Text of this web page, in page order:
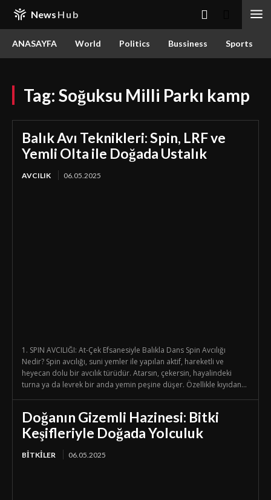
News Hub
ANASAYFA World Politics Bussiness Sports
Tag: Soğuksu Milli Parkı kamp
Balık Avı Teknikleri: Spin, LRF ve
Yemli Olta ile Doğada Ustalık
AVCILIK 06.05.2025
1. SPIN AVCILIĞI: At-Çek Efsanesiyle Balıkla Dans Spin Avcılığı
Nedir? Spin avcılığı, suni yemler ile yapılan aktif, hareketli ve
heyecan dolu bir avcılık türüdür. Atarsın, çekersin, hayalindeki
turna ya da levrek bir anda yemin peşine düşer. Özellikle kıyıdan...
Doğanın Gizemli Hazinesi: Bitki
Keşifleriyle Doğada Yolculuk
BİTKİLER 06.05.2025